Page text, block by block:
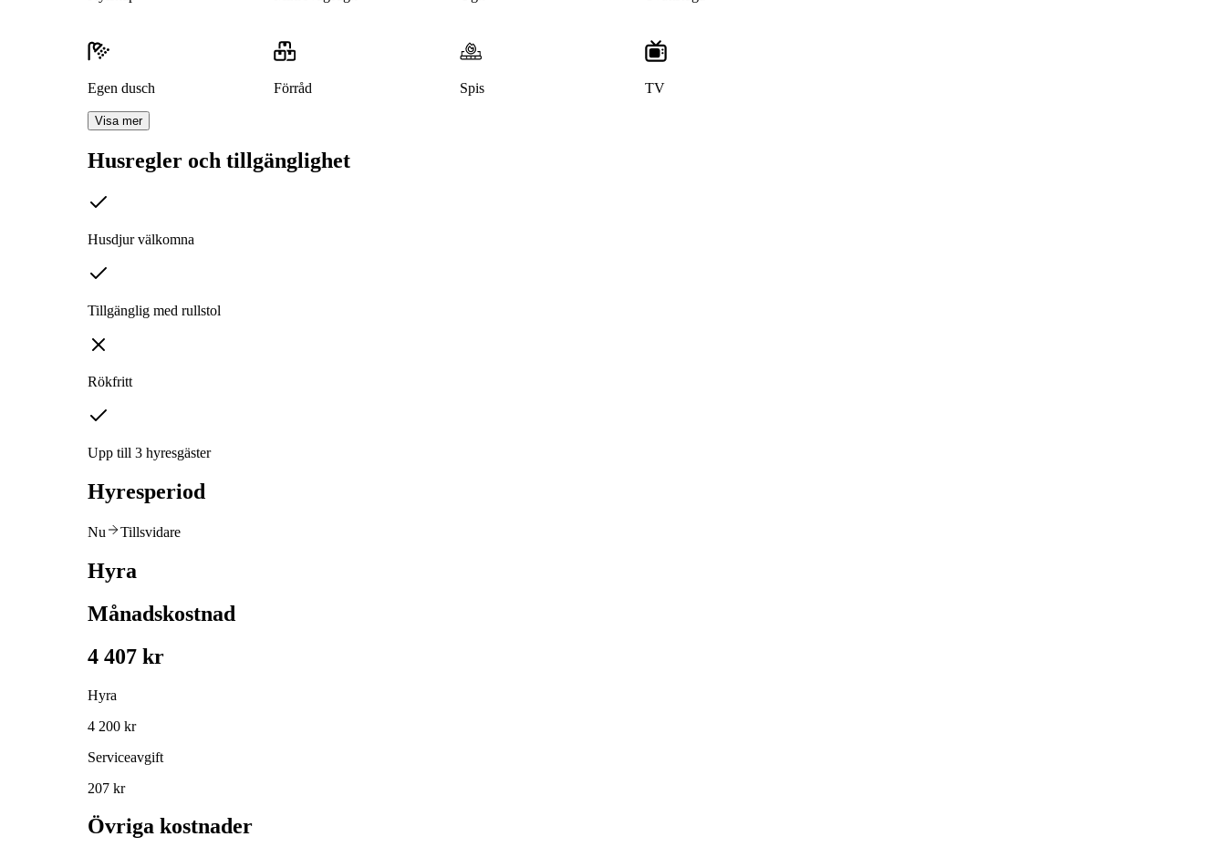
Egen dusch Förråd Spis TV
Visa mer
Husregler och tillgänglighet
Husdjur välkomna
Tillgänglig med rullstol
Rökfritt
Upp till 3 hyresgäster
Hyresperiod
Nu Tillsvidare
Hyra
Månadskostnad
4 407 kr
Hyra
4 200 kr
Serviceavgift
207 kr
Övriga kostnader